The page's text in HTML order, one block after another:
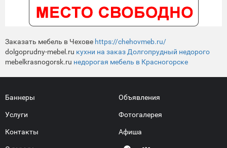
Заказать мебель в Чехове https://chehovmeb.ru/
dolgoprudny-mebel.ru кухни на заказ Долгопрудный недорого
mebelkrasnogorsk.ru недорогая мебель в Красногорске
Баннеры
Услуги
Контакты
Объявления
Фотогалерея
Афиша